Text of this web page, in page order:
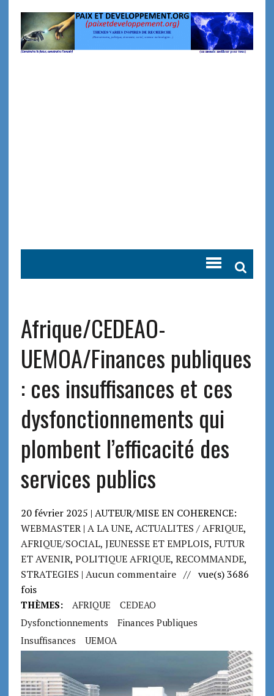
Afrique/CEDEAO-
UEMOA/Finances publiques
: ces insuffisances et ces
dysfonctionnements qui
plombent l’efficacité des
services publics
20 février 2025 | AUTEUR/MISE EN COHERENCE:
WEBMASTER| A LA UNE, ACTUALITES / AFRIQUE,
AFRIQUE/SOCIAL, JEUNESSE ET EMPLOIS, FUTUR
ET AVENIR, POLITIQUE AFRIQUE, RECOMMANDE,
STRATEGIES | Aucun commentaire// vue(s) 3686
fois
THÈMES: AFRIQUE
CEDEAO
Dysfonctionnements
Finances Publiques
Insuffisances
UEMOA